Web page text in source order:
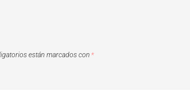
están marcados con *